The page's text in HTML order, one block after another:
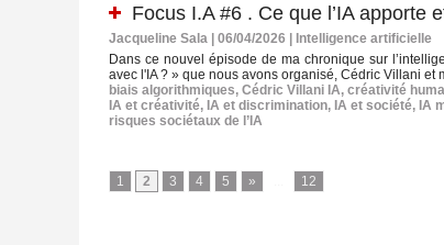
Focus I.A #6 . Ce que l’IA apporte
Jacqueline Sala | 06/04/2026
Intelligence artificielle
Dans ce nouvel épisode de ma chronique sur
avec l'IA ? » que nous avons organisé, Cédric Villani et
biais algorithmiques, Cédric Villani IA, créativité
IA et créativité, IA et discrimination, IA et société, IA
risques sociétaux de l’IA
1 2 3 4 5 » 12